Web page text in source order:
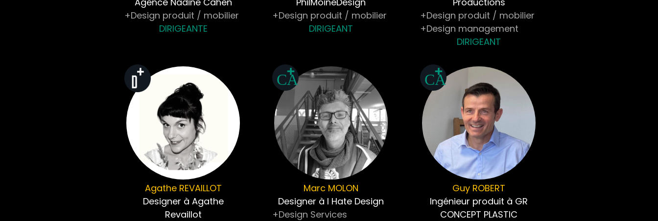
+Design produit / mobilier
DIRIGEANTE
+Design produit / mobilier
DIRIGEANT
+Design produit / mobilier
+Design management
DIRIGEANT
Agathe REVAILLOT
Designer à Agathe
Revaillot
Marc MOLON
Designer à I Hate Design
+Design Services
Guy ROBERT
Ingénieur produit à GR
CONCEPT PLASTIC